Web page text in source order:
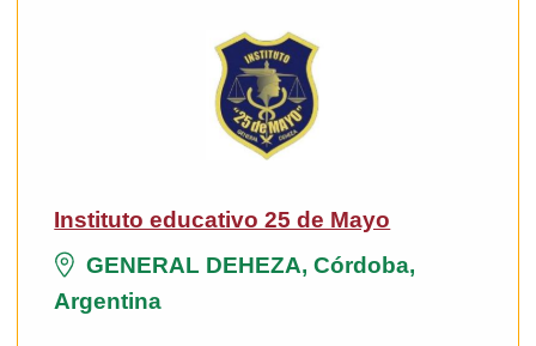
Instituto educativo 25 de Mayo
GENERAL DEHEZA, Córdoba,
Argentina